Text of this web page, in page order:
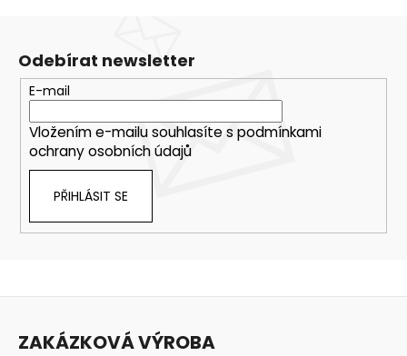
Odebírat newsletter
E-mail
Vložením e-mailu souhlasíte s podmínkami
ochrany osobních údajů
PŘIHLÁSIT SE
ZAKÁZKOVÁ VÝROBA